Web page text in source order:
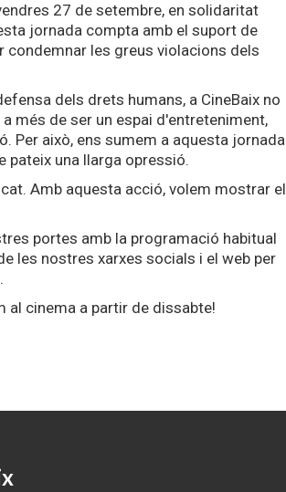
27 de setembre, en solidaritat
jornada compta amb el suport de
les greus violacions dels
dels drets humans, a CineBaix no
més de ser un espai d'entreteniment,
Per això, ens sumem a aquesta jornada
pateix una llarga opressió.
Amb aquesta acció, volem mostrar el
portes amb la programació habitual
les nostres xarxes socials i el web per
al cinema a partir de dissabte!